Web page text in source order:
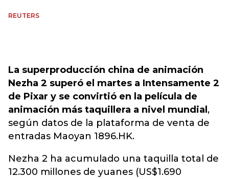
REUTERS
La superproducción china de animación
Nezha 2 superó el martes a Intensamente 2
de Pixar y se convirtió en la película de
animación más taquillera a nivel mundial ,
según datos de la plataforma de venta de
entradas Maoyan 1896.HK.
Nezha 2 ha acumulado una taquilla total de
12.300 millones de yuanes (US$1.690